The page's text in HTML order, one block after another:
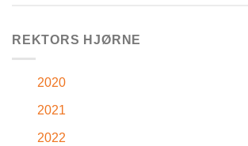
REKTORS HJØRNE
2020
2021
2022